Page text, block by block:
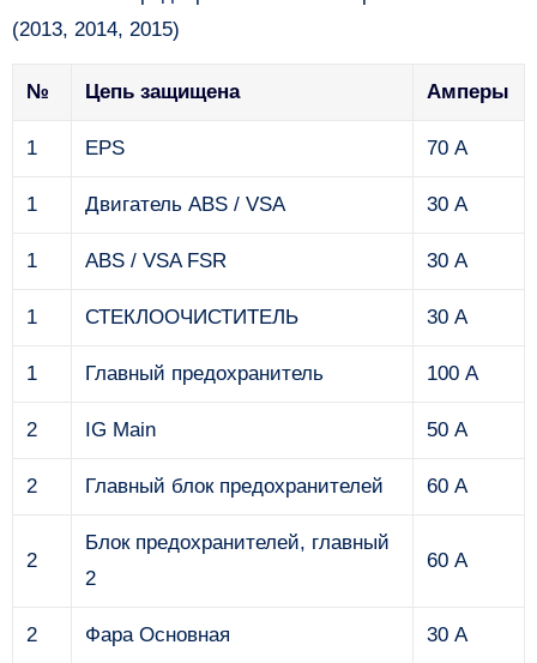
(2013, 2014, 2015)
№ Цепь защищена Амперы
1 EPS 70 А
1 Двигатель ABS / VSA 30 А
1 ABS / VSA FSR 30 А
1 СТЕКЛООЧИСТИТЕЛЬ 30 А
1 Главный предохранитель 100 А
2 IG Main 50 А
2 Главный блок предохранителей 60 А
2
Блок предохранителей, главный
2
60 А
2 Фара Основная 30 А